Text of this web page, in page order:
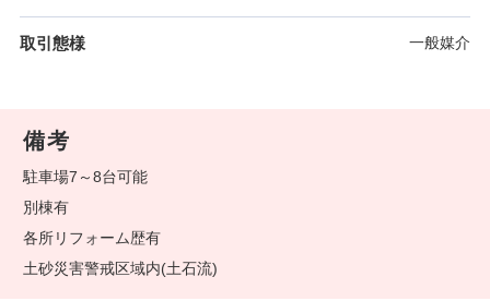
取引態様 一般媒介
備考
駐車場7～8台可能
別棟有
各所リフォーム歴有
土砂災害警戒区域内(土石流)